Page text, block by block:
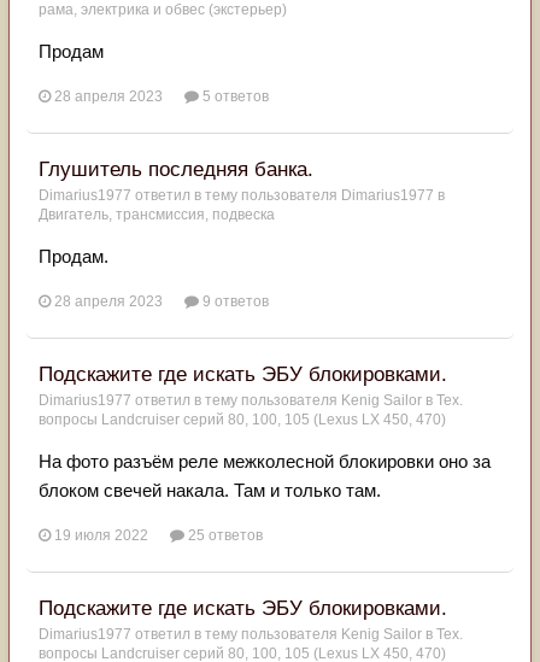
рама, электрика и обвес (экстерьер)
Продам
28 апреля 2023 5 ответов
Глушитель последняя банка.
Dimarius1977 ответил в тему пользователя Dimarius1977 в
Двигатель, трансмиссия, подвеска
Продам.
28 апреля 2023 9 ответов
Подскажите где искать ЭБУ блокировками.
Dimarius1977 ответил в тему пользователя Kenig Sailor в Тех.
вопросы Landcruiser серий 80, 100, 105 (Lexus LX 450, 470)
На фото разъём реле межколесной блокировки оно за
блоком свечей накала. Там и только там.
19 июля 2022 25 ответов
Подскажите где искать ЭБУ блокировками.
Dimarius1977 ответил в тему пользователя Kenig Sailor в Тех.
вопросы Landcruiser серий 80, 100, 105 (Lexus LX 450, 470)